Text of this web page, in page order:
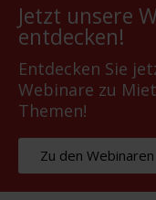
Jetzt unsere
entdecken!
Entdecken Sie
Webinare zu
Themen!
Zu den Webinaren